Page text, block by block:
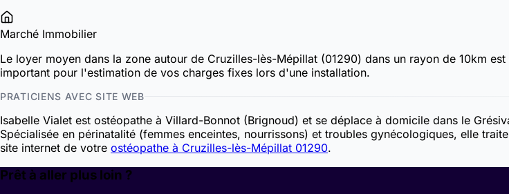
Marché Immobilier
Le loyer moyen dans la zone autour de Cruzilles-lès-Mépillat (01290) dans un rayon de 10km est
important pour l'estimation de vos charges fixes lors d'une installation.
PRATICIENS AVEC SITE WEB
Isabelle Vialet est ostéopathe à Villard-Bonnot (Brignoud) et se déplace à domicile dans le
Spécialisée en périnatalité (femmes enceintes, nourrissons) et troubles gynécologiques, elle
site internet de votre ostéopathe à Cruzilles-lès-Mépillat 01290.
Prêt à aller plus loin ?